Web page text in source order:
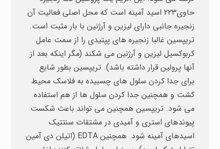
حاوی۲۲۳ اسید آمینه است که محل اصلی فعالیت آن
زنجیره جانبی دارای لیزین و آرژنین با بار مثبت است.
تریپسین غالبا زنجیره های پپتیدی را از سمت عامل
کربوکسیل لیزین و آرژنین می شکند (مگر اینکه بعد از
آنها پرولین قرار داشته باشد). تریپسین بطور شایع
برای جدا کردن سلول های چسبیده به فلاسک محیط
کشت و همچنین جدا کردن سلول ها از هم استفاده
می شود. تریپسین همچنین می تواند باعث شکست
پیوندهای استری و آمیدی در مشتقات سنتتیک
اسیدهای آمینه شود. همچنین EDTA (اتیلن دی آمین